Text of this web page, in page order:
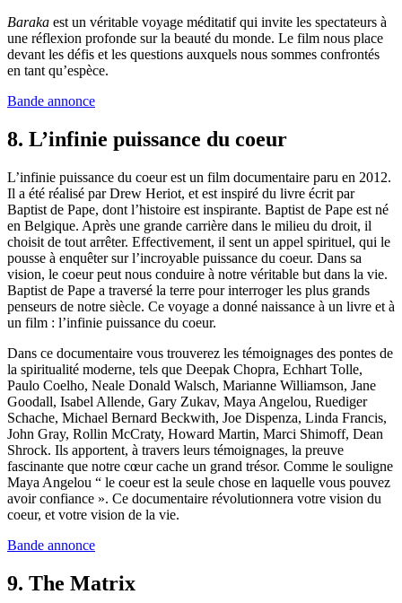
Baraka est un véritable voyage méditatif qui invite les spectateurs à
une réflexion profonde sur la beauté du monde. Le film nous place
devant les défis et les questions auxquels nous sommes confrontés
en tant qu’espèce.
Bande annonce
8. L’infinie puissance du coeur
L’infinie puissance du coeur est un film documentaire paru en 2012.
Il a été réalisé par Drew Heriot, et est inspiré du livre écrit par
Baptist de Pape, dont l’histoire est inspirante. Baptist de Pape est né
en Belgique. Après une grande carrière dans le milieu du droit, il
choisit de tout arrêter. Effectivement, il sent un appel spirituel, qui le
pousse à enquêter sur l’incroyable puissance du coeur. Dans sa
vision, le coeur peut nous conduire à notre véritable but dans la vie.
Baptist de Pape a traversé la terre pour interroger les plus grands
penseurs de notre siècle. Ce voyage a donné naissance à un livre et à
un film : l’infinie puissance du coeur.
Dans ce documentaire vous trouverez les témoignages des pontes de
la spiritualité moderne, tels que Deepak Chopra, Echhart Tolle,
Paulo Coelho, Neale Donald Walsch, Marianne Williamson, Jane
Goodall, Isabel Allende, Gary Zukav, Maya Angelou, Ruediger
Schache, Michael Bernard Beckwith, Joe Dispenza, Linda Francis,
John Gray, Rollin McCraty, Howard Martin, Marci Shimoff, Dean
Shrock. Ils apportent, à travers leurs témoignages, la preuve
fascinante que notre cœur cache un grand trésor. Comme le souligne
Maya Angelou “ le coeur est la seule chose en laquelle vous pouvez
avoir confiance ». Ce documentaire révolutionnera votre vision du
coeur, et votre vision de la vie.
Bande annonce
9. The Matrix